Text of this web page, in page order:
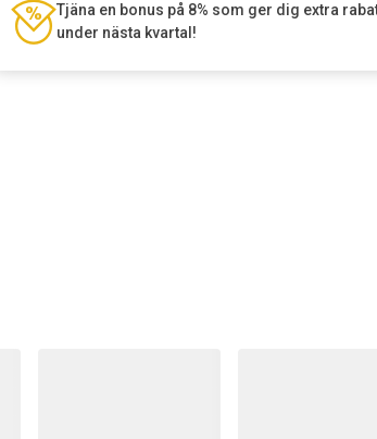
Tjäna en bonus på 8% som ger dig extra
under nästa kvartal!